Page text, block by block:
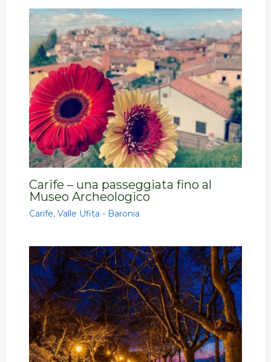
Carife – una passeggiata fino al
Museo Archeologico
Carife,Valle Ufita - Baronia